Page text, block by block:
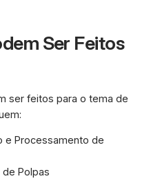
Ser Feitos
ser feitos para o tema de
e Processamento de
Polpas